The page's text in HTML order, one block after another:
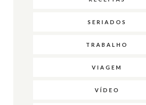
SERIADOS
TRABALHO
VIAGEM
VÍDEO